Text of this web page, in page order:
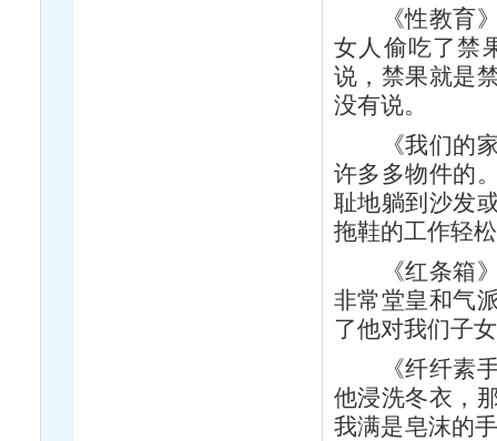
《性教育》
女人偷吃了禁
说，禁果就是
没有说。
《我们的家
许多多物件的
耻地躺到沙发
拖鞋的工作轻
《红条箱》
非常堂皇和气
了他对我们子
《纤纤素手
他浸洗冬衣，
我满是皂沫的